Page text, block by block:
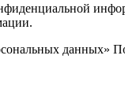
данных»